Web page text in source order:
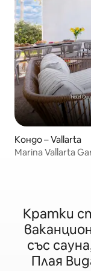
Кондо – Vallarta
Marina Vallarta
Кратки
със
Плая